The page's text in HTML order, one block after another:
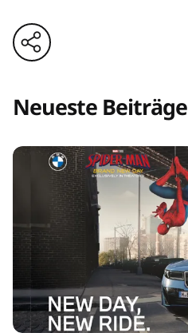
Neueste Beiträge